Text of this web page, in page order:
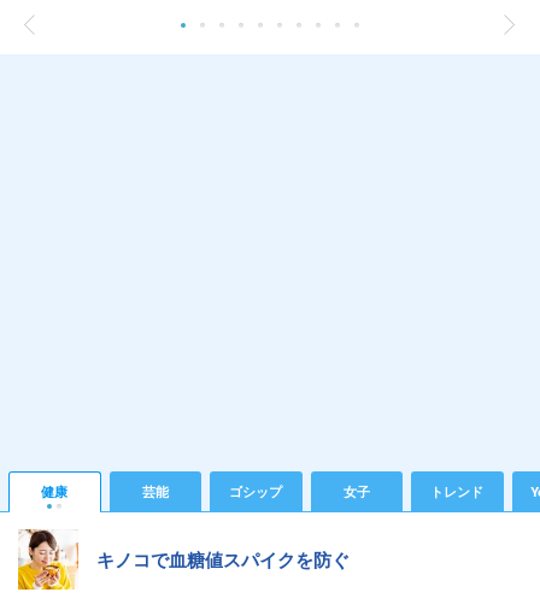
健康 芸能 ゴシップ 女子 トレンド
キノコで血糖値スパイクを防ぐ